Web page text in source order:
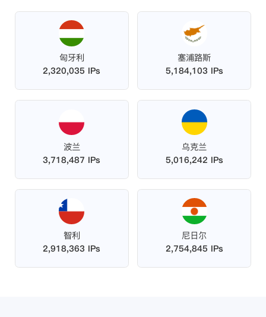
匈牙利
2,320,035 IPs
塞浦路斯
5,184,103 IPs
波兰
3,718,487 IPs
乌克兰
5,016,242 IPs
智利
2,918,363 IPs
尼日尔
2,754,845 IPs